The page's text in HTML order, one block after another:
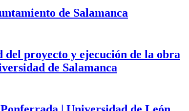
de Salamanca
proyecto y ejecución de la obra
de Salamanca